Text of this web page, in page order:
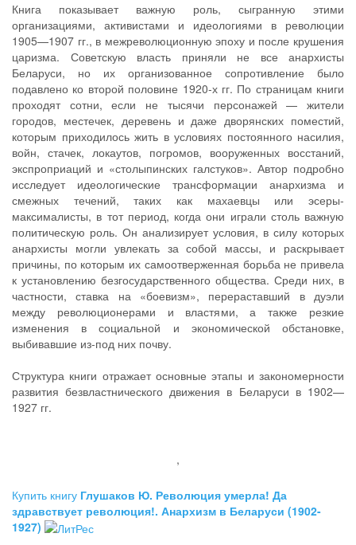
Книга показывает важную роль, сыгранную этими
организациями, активистами и идеологиями в революции
1905—1907 гг., в межреволюционную эпоху и после крушения
царизма. Советскую власть приняли не все анархисты
Беларуси, но их организованное сопротивление было
подавлено ко второй половине 1920-х гг. По страницам книги
проходят сотни, если не тысячи персонажей — жители
городов, местечек, деревень и даже дворянских поместий,
которым приходилось жить в условиях постоянного насилия,
войн, стачек, локаутов, погромов, вооруженных восстаний,
экспроприаций и «столыпинских галстуков». Автор подробно
исследует идеологические трансформации анархизма и
смежных течений, таких как махаевцы или эсеры-
максималисты, в тот период, когда они играли столь важную
политическую роль. Он анализирует условия, в силу которых
анархисты могли увлекать за собой массы, и раскрывает
причины, по которым их самоотверженная борьба не привела
к установлению безгосударственного общества. Среди них, в
частности, ставка на «боевизм», перераставший в дуэли
между революционерами и властями, а также резкие
изменения в социальной и экономической обстановке,
выбивавшие из-под них почву.
Структура книги отражает основные этапы и закономерности
развития безвластнического движения в Беларуси в 1902—
1927 гг.
,
Купить книгу Глушаков Ю. Революция умерла! Да
здравствует революция!. Анархизм в Беларуси (1902-
1927)